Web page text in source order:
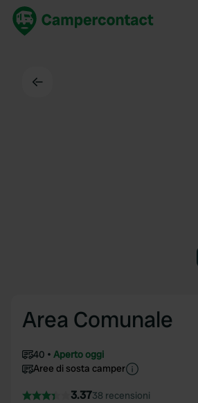
Area Comunale
40
Aperto oggi
Aree di sosta camper
3.3738 recensioni